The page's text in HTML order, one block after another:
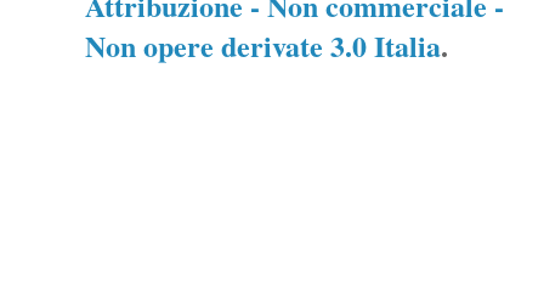
Non opere derivate 3.0 Italia.